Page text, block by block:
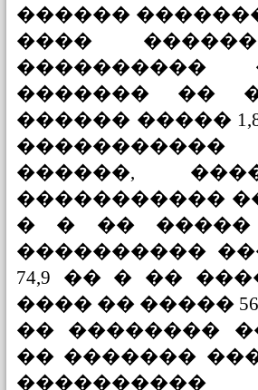
������
����
����������
������� ��
������ �����
������,
�����������
� � �� �����
����������
74,9 �� � ��
���� �� �����
�� ��������
�� �������